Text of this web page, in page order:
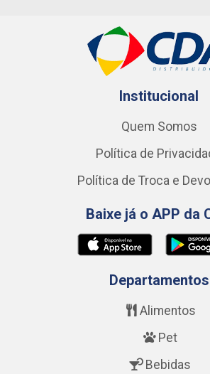
Institucional
Quem Somos
Política de
Política de Troca e
Baixe já o APP da
Departamentos
Alimentos
Pet
Bebidas